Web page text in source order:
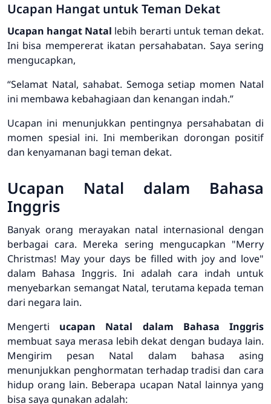
Ucapan Hangat untuk Teman Dekat
Ucapan hangat Natal lebih berarti untuk teman dekat.
Ini bisa mempererat ikatan persahabatan. Saya sering
mengucapkan,
“Selamat Natal, sahabat. Semoga setiap momen Natal
ini membawa kebahagiaan dan kenangan indah.”
Ucapan ini menunjukkan pentingnya persahabatan di
momen spesial ini. Ini memberikan dorongan positif
dan kenyamanan bagi teman dekat.
Ucapan Natal dalam Bahasa
Inggris
Banyak orang merayakan natal internasional dengan
berbagai cara. Mereka sering mengucapkan "Merry
Christmas! May your days be filled with joy and love"
dalam Bahasa Inggris. Ini adalah cara indah untuk
menyebarkan semangat Natal, terutama kepada teman
dari negara lain.
Mengerti ucapan Natal dalam Bahasa Inggris
membuat saya merasa lebih dekat dengan budaya lain.
Mengirim pesan Natal dalam bahasa asing
menunjukkan penghormatan terhadap tradisi dan cara
hidup orang lain. Beberapa ucapan Natal lainnya yang
bisa saya gunakan adalah: